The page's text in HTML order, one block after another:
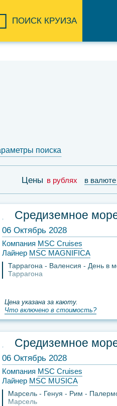
ПОИСК КРУИЗА
поиска
Цены в рублях в валюте
Средиземное
06 Октябрь 2028
Компания MSC Cruises
Лайнер MSC MAGNIFICA
Таррагона Валенсия День в
Таррагона
Цена указана за каюту.
Что включено в стоимость?
Средиземное
06 Октябрь 2028
Компания MSC Cruises
Лайнер MSC MUSICA
Марсель Генуя Рим
Марсель